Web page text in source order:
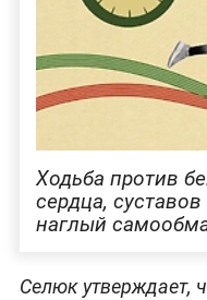
Ходьба против
сердца,
наглый
Селюк утверждает,